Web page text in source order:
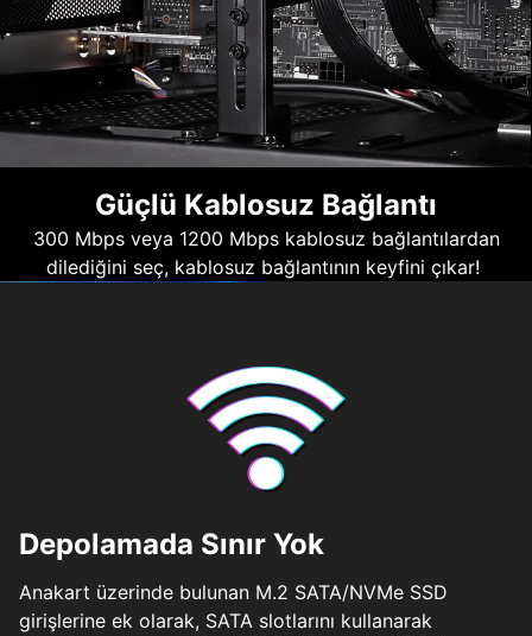
Güçlü Kablosuz Bağlantı
300 Mbps veya 1200 Mbps kablosuz bağlantılardan
dilediğini seç, kablosuz bağlantının keyfini çıkar!
Depolamada Sınır Yok
Anakart üzerinde bulunan M.2 SATA/NVMe SSD
girişlerine ek olarak, SATA slotlarını kullanarak